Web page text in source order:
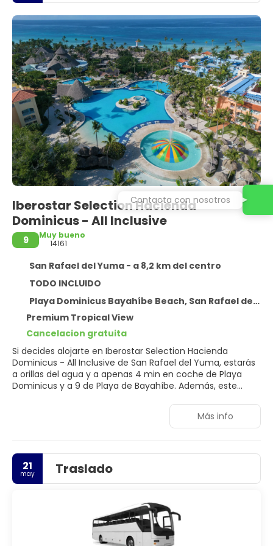
Iberostar Selection Hacienda
Dominicus - All Inclusive
9
Muy bueno
14161
San Rafael del Yuma - a 8,2 km del centro
TODO INCLUIDO
Playa Dominicus Bayahíbe Beach, San Rafael del Yuma 23000
Premium Tropical View
Cancelacion gratuita
Si decides alojarte en Iberostar Selection Hacienda
Dominicus - All Inclusive de San Rafael del Yuma, estarás
a orillas del agua y a apenas 4 min en coche de Playa
Dominicus y a 9 de Playa de Bayahíbe. Además, este
Puerto deportivo de Casa de Campo y a 24,9 km de
Para un relax sin igual, nada como una visita al spa, que
ofrece masajes. Tras un día de sol en la playa privada,
diviértete con instalaciones recreativas como una
discoteca y una piscina al aire libre. Encontrarás además
servicio de cuidado infantil (de pago).
Te sentirás como en tu propia casa en cualquiera de las
504 habitaciones con muebles diferentes, equipadas con
Más info
21
may Traslado
Contacta con nosotros